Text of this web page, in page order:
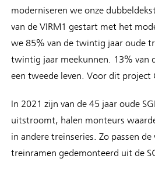
moderniseren we onze
van de VIRM1 gestart met het
we 85% van de twintig jaar oude
twintig jaar meekunnen. 13% van
een tweede leven. Voor dit project
In 2021 zijn van de 45 jaar oude
uitstroomt, halen monteurs
in andere treinseries. Zo passen
treinramen gedemonteerd uit de